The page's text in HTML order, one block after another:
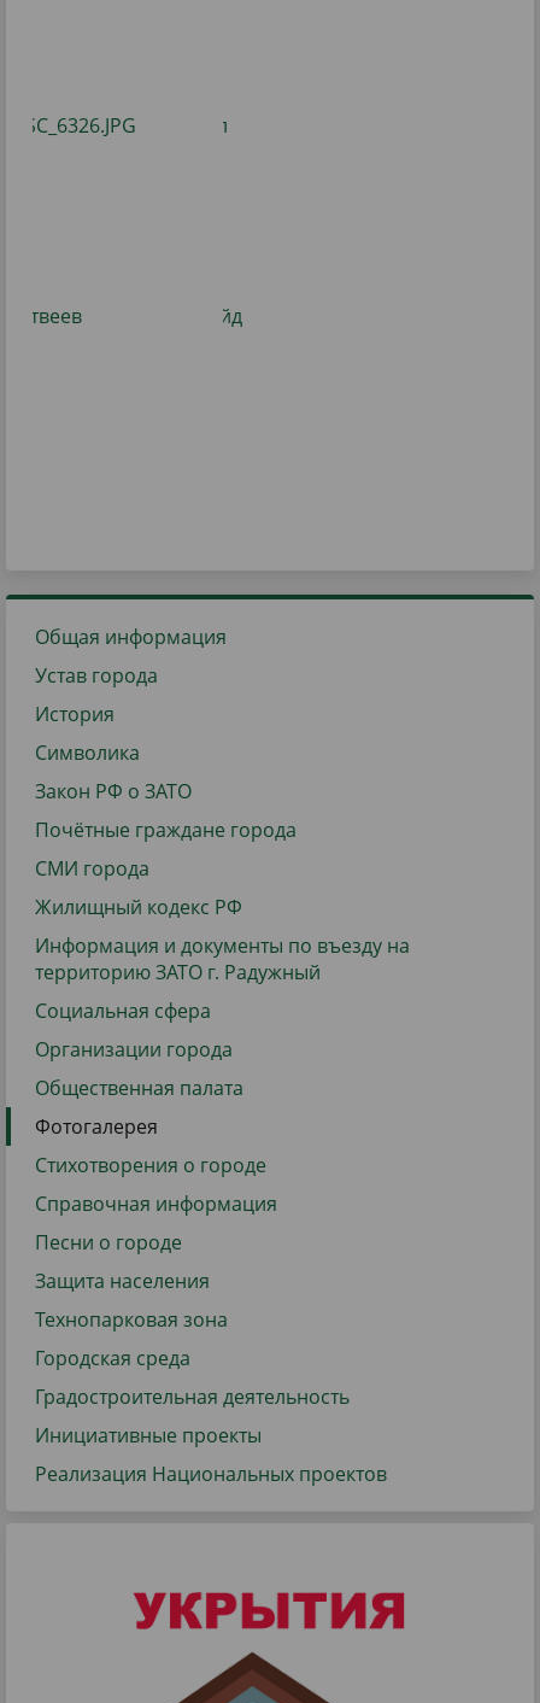
Общая информация
Устав города
История
Символика
Закон РФ о ЗАТО
Почётные граждане города
СМИ города
Жилищный кодекс РФ
Информация и документы по въезду на
территорию ЗАТО г. Радужный
Социальная сфера
Организации города
Общественная палата
Фотогалерея
Стихотворения о городе
Справочная информация
Песни о городе
Защита населения
Технопарковая зона
Городская среда
Градостроительная деятельность
Инициативные проекты
Реализация Национальных проектов